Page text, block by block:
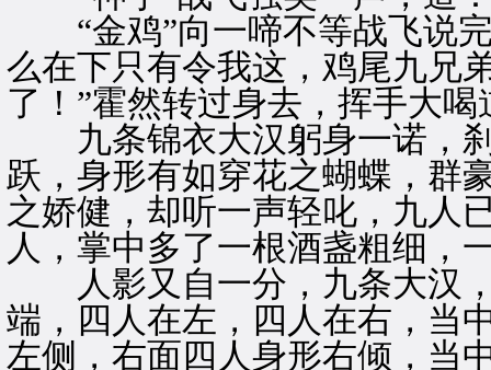
“金鸡”向一啼不等战飞说完
么在下只有令我这，鸡尾九兄
了！”霍然转过身去，挥手大喝
九条锦衣大汉躬身一诺，刹
跃，身形有如穿花之蝴蝶，群
之娇健，却听一声轻叱，九人
人，掌中多了一根酒盏粗细，
人影又自一分，九条大汉，
端，四人在左，四人在右，当
左侧，右面四人身形右倾，当